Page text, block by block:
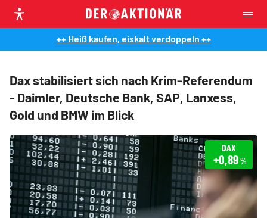
++ Heiß kaufen, eiskalt verdoppeln ++
Dax stabilisiert sich nach Krim-Referendum
- Daimler, Deutsche Bank, SAP, Lanxess,
Gold und BMW im Blick
DAX
+0,89%